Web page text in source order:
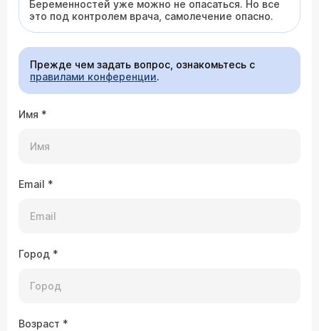
Беременностей уже можно не опасаться. Но все
это под контролем врача, самолечение опасно.
Прежде чем задать вопрос, ознакомьтесь с
правилами конференции.
Имя *
Email *
Город *
Возраст *